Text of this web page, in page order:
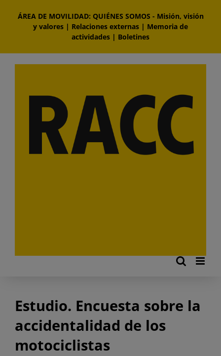
contenido
ÁREA DE MOVILIDAD: QUIÉNES SOMOS - Misión, visión
y valores | Relaciones externas | Memoria de
actividades | Boletines
Estudio. Encuesta sobre la
accidentalidad de los
motociclistas